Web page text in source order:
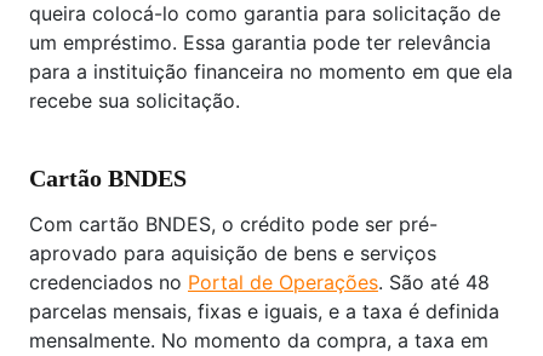
queira colocá-lo como garantia para solicitação de
um empréstimo. Essa garantia pode ter relevância
para a instituição financeira no momento em que ela
recebe sua solicitação.
Cartão BNDES
Com cartão BNDES, o crédito pode ser pré-
aprovado para aquisição de bens e serviços
credenciados no Portal de Operações. São até 48
parcelas mensais, fixas e iguais, e a taxa é definida
mensalmente. No momento da compra, a taxa em